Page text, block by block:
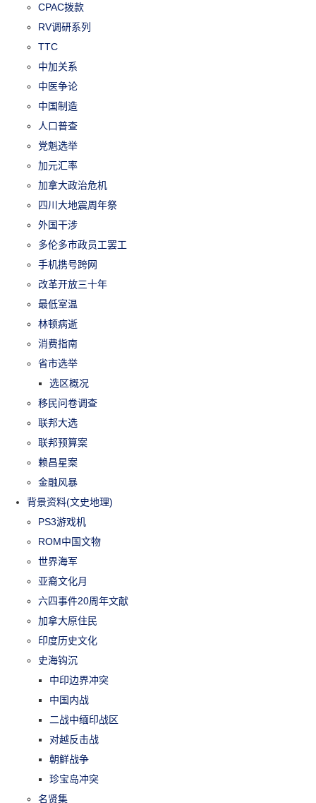
CPAC拨款
RV调研系列
TTC
中加关系
中医争论
中国制造
人口普查
党魁选举
加元汇率
加拿大政治危机
四川大地震周年祭
外国干涉
多伦多市政员工罢工
手机携号跨网
改革开放三十年
最低室温
林顿病逝
消费指南
省市选举
选区概况
移民问卷调查
联邦大选
联邦预算案
赖昌星案
金融风暴
背景资料(文史地理)
PS3游戏机
ROM中国文物
世界海军
亚裔文化月
六四事件20周年文献
加拿大原住民
印度历史文化
史海钩沉
中印边界冲突
中国内战
二战中缅印战区
对越反击战
朝鲜战争
珍宝岛冲突
名贤集